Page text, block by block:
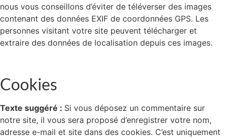
nous vous conseillons d’éviter de téléverser des images
contenant des données EXIF de coordonnées GPS. Les
personnes visitant votre site peuvent télécharger et
extraire des données de localisation depuis ces images.
Cookies
Texte suggéré : Si vous déposez un commentaire sur
notre site, il vous sera proposé d’enregistrer votre nom,
adresse e-mail et site dans des cookies. C’est uniquement